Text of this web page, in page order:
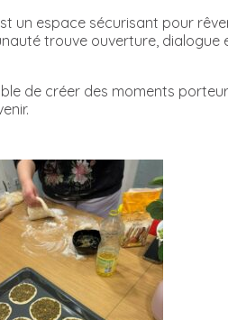
un espace sécurisant pour
trouve ouverture, dialogue
de créer des moments